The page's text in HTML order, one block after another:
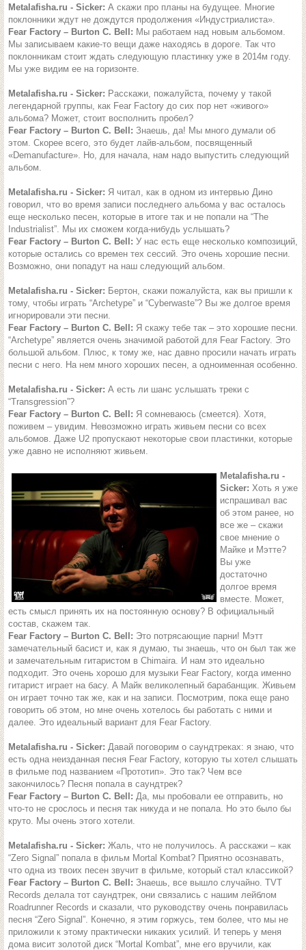
Metalafisha.ru - Sicker: А скажи про планы на будущее. Многие
поклонники ждут не дождутся продолжения «Индустриалиста».
Fear Factory – Burton C. Bell: Мы работаем над новым альбомом.
Мы записываем какие-то вещи даже находясь в дороге. Так что
поклонникам стоит ждать следующую пластинку уже в 2014м году.
Мы уже видим ее на горизонте.
Metalafisha.ru - Sicker: Расскажи, пожалуйста, почему у такой
легендарной группы, как Fear Factory до сих пор нет «живого»
альбома? Может, стоит восполнить пробел?
Fear Factory – Burton C. Bell: Знаешь, да! Мы много думали об
этом. Скорее всего, это будет лайв-альбом, посвященный
«Demanufacture». Но, для начала, нам надо выпустить следующий
альбом.
Metalafisha.ru - Sicker: Я читал, как в одном из интервью Дино
говорил, что во время записи последнего альбома у вас осталось
еще несколько песен, которые в итоге так и не попали на “The
Industrialist”. Мы их сможем когда-нибудь услышать?
Fear Factory – Burton C. Bell: У нас есть еще несколько композиций,
которые остались со времен тех сессий. Это очень хорошие песни.
Возможно, они попадут на наш следующий альбом.
Metalafisha.ru - Sicker: Бертон, скажи пожалуйста, как вы пришли к
тому, чтобы играть “Archetype” и “Cyberwaste”? Вы же долгое время
игнорировали эти песни.
Fear Factory – Burton C. Bell: Я скажу тебе так – это хорошие песни.
“Archetype” является очень значимой работой для Fear Factory. Это
большой альбом. Плюс, к тому же, нас давно просили начать играть
песни с него. На нем много хороших песен, а одноименная особенно.
Metalafisha.ru - Sicker: А есть ли шанс услышать треки с
“Transgression”?
Fear Factory – Burton C. Bell: Я сомневаюсь (смеется). Хотя,
поживем – увидим. Невозможно играть живьем песни со всех
альбомов. Даже U2 пропускают некоторые свои пластинки, которые
уже давно не исполняют живьем.
Metalafisha.ru -
Sicker: Хоть я уже
испрашивал вас
об этом ранее, но
все же – скажи
свое мнение о
Майке и Мэтте?
Вы уже
достаточно
долгое время
вместе. Может,
есть смысл принять их на постоянную основу? В официальный
состав, скажем так.
Fear Factory – Burton C. Bell: Это потрясающие парни! Мэтт
замечательный басист и, как я думаю, ты знаешь, что он был так же
и замечательным гитаристом в Chimaira. И нам это идеально
подходит. Это очень хорошо для музыки Fear Factory, когда именно
гитарист играет на басу. А Майк великолепный барабанщик. Живьем
он играет точно так же, как и на записи. Посмотрим, пока еще рано
говорить об этом, но мне очень хотелось бы работать с ними и
далее. Это идеальный вариант для Fear Factory.
Metalafisha.ru - Sicker: Давай поговорим о саундтреках: я знаю, что
есть одна неизданная песня Fear Factory, которую ты хотел слышать
в фильме под названием «Прототип». Это так? Чем все
закончилось? Песня попала в саундтрек?
Fear Factory – Burton C. Bell: Да, мы пробовали ее отправить, но
что-то не срослось и песня так никуда и не попала. Но это было бы
круто. Мы очень этого хотели.
Metalafisha.ru - Sicker: Жаль, что не получилось. А расскажи – как
“Zero Signal” попала в фильм Mortal Kombat? Приятно осознавать,
что одна из твоих песен звучит в фильме, который стал классикой?
Fear Factory – Burton C. Bell: Знаешь, все вышло случайно. TVT
Records делала тот саундтрек, они связались с нашим лейблом
Roadrunner Records и сказали, что руководству очень понравилась
песня “Zero Signal”. Конечно, я этим горжусь, тем более, что мы не
приложили к этому практически никаких усилий. И теперь у меня
дома висит золотой диск “Mortal Kombat”, мне его вручили, как